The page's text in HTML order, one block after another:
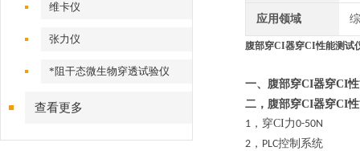
维卡仪
张力仪
*阻干态微生物穿透试验仪
查看更多
应用领域
腹部穿CI器穿CI性能测试
一、腹部穿CI器穿CI
二，腹部穿CI器穿CI
1 ，穿CI力0-50N
2 ， PLC控制系统